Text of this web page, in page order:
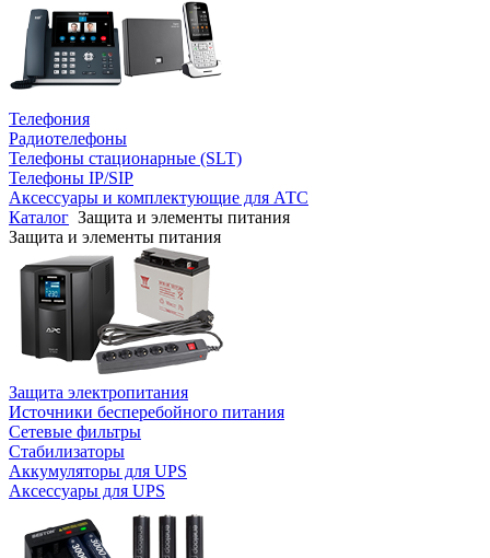
Телефония
Радиотелефоны
Телефоны стационарные (SLT)
Телефоны IP/SIP
Аксессуары и комплектующие для АТС
Каталог Защита и элементы питания
Защита и элементы питания
Защита электропитания
Источники бесперебойного питания
Сетевые фильтры
Стабилизаторы
Аккумуляторы для UPS
Аксессуары для UPS